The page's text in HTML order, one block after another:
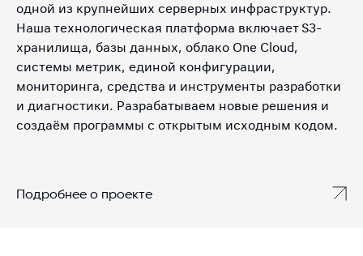
одной из крупнейших серверных инфраструктур.
Наша технологическая платформа включает S3-
хранилища, базы данных, облако One Cloud,
системы метрик, единой конфигурации,
мониторинга, средства и инструменты разработки
и диагностики. Разрабатываем новые решения и
создаём программы с открытым исходным кодом.
Подробнее о проекте